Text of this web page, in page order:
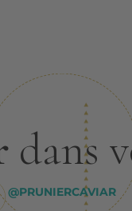
dans
@PRUNIERCAVIAR